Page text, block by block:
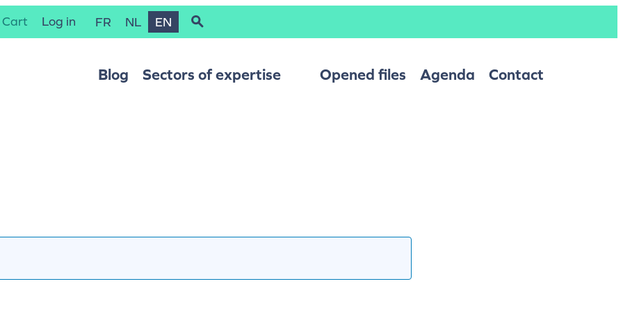
Cart Log in FR NL EN
Blog Sectors of expertise Opened files Agenda Contact